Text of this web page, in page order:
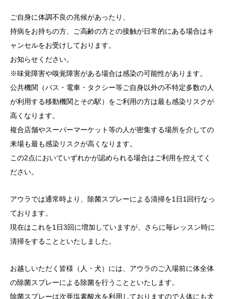
ご自身に体調不良の兆候があったり、
持病をお持ちの方、ご高齢の方との接触が日常的にある場合はキ
ャンセルをお受けしております。
お知らせください。
※味覚障害や嗅覚障害がある場合は感染の可能性があります。
公共機関（バス・電車・タクシー等ご自身以外の不特定多数の人
が利用する移動機関とその駅）をご利用の方は最も感染リスクが
高くなります。
複合店舗やスーパーマーケット等の人が密集する場所を介しての
来場も最も感染リスクが高くなります。
この2点においていずれかが認められる場合はご利用を控えてく
ださい。
アウラでは通常時より、除菌スプレーによる清掃を1日1回行なっ
ております。
現在はこれを1日3回に増加していますが、さらに毎レッスン時に
清掃をすることといたしました。
お越しいただく皆様（人・犬）には、アウラのご入場前に体全体
の除菌スプレーによる除菌を行うことといたします。
除菌スプレーは次亜塩素酸水を利用しておりますので人体にも犬